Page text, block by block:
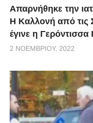
Απαρνήθηκε την
Η Καλλονή από τις
έγινε η
2 ΝΟΕΜΒΡΊΟΥ, 2022